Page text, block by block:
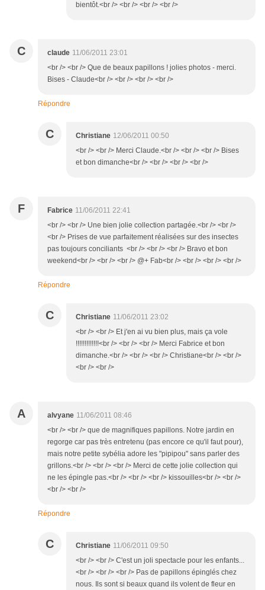
bientôt.<br /> <br /> <br /> <br />
C claude 11/06/2011 23:01
<br /> <br /> Que de beaux papillons ! jolies photos - merci.
Bises - Claude<br /> <br /> <br /> <br />
Répondre
C Christiane 12/06/2011 00:50
<br /> <br /> Merci Claude.<br /> <br /> <br /> Bises
et bon dimanche<br /> <br /> <br /> <br />
F Fabrice 11/06/2011 22:41
<br /> <br /> Une bien jolie collection partagée.<br /> <br />
<br /> Prises de vue parfaitement réalisées sur des insectes
pas toujours conciliants <br /> <br /> <br /> Bravo et bon
weekend<br /> <br /> <br /> @+ Fab<br /> <br /> <br /> <br />
Répondre
C Christiane 11/06/2011 23:02
<br /> <br /> Et j'en ai vu bien plus, mais ça vole
!!!!!!!!!!!!!<br /> <br /> <br /> Merci Fabrice et bon
dimanche.<br /> <br /> <br /> Christiane<br /> <br />
<br /> <br />
A alvyane 11/06/2011 08:46
<br /> <br /> que de magnifiques papillons. Notre jardin en
regorge car pas très entretenu (pas encore ce qu'il faut pour),
mais notre petite sybélia adore les "pipipou" sans parler des
grillons.<br /> <br /> <br /> Merci de cette jolie collection qui
ne les épingle pas.<br /> <br /> <br /> kissouilles<br /> <br />
<br /> <br />
Répondre
C Christiane 11/06/2011 09:50
<br /> <br /> C'est un joli spectacle pour les enfants...
<br /> <br /> <br /> Pas de papillons épinglés chez
nous. Ils sont si beaux quand ils volent de fleur en